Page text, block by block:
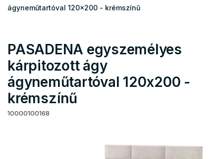
ágyneműtartóval 120x200 - krémszínű
PASADENA egyszemélyes
kárpitozott ágy
ágyneműtartóval 120x200 -
krémszínű
10000100168